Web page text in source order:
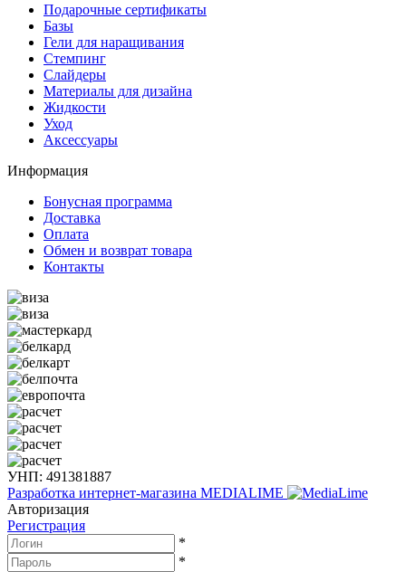
Подарочные сертификаты
Базы
Гели для наращивания
Стемпинг
Слайдеры
Материалы для дизайна
Жидкости
Уход
Аксессуары
Информация
Бонусная программа
Доставка
Оплата
Обмен и возврат товара
Контакты
УНП: 491381887
Разработка интернет-магазина MEDIALIME
Авторизация
Регистрация
*
*